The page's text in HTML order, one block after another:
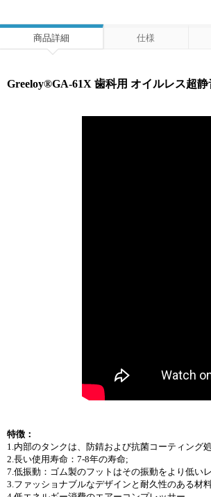
商品詳細 仕様
Greeloy®GA-61X 歯科用 オイルレス超
特徴：
1.内部のタンクは、防錆および抗菌コーティング
2.長い使用寿命：7-8年の寿命;
7.低振動：ゴム製のフットはその振動をより低い
3.ファッショナブルなデザインと耐久性のある材料